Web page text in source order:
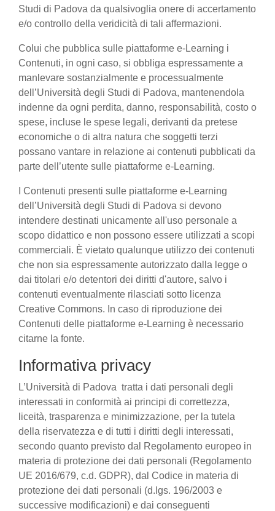
Studi di Padova da qualsivoglia onere di accertamento
e/o controllo della veridicità di tali affermazioni.
Colui che pubblica sulle piattaforme e-Learning i
Contenuti, in ogni caso, si obbliga espressamente a
manlevare sostanzialmente e processualmente
dell’Università degli Studi di Padova, mantenendola
indenne da ogni perdita, danno, responsabilità, costo o
spese, incluse le spese legali, derivanti da pretese
economiche o di altra natura che soggetti terzi
possano vantare in relazione ai contenuti pubblicati da
parte dell’utente sulle piattaforme e-Learning.
I Contenuti presenti sulle piattaforme e-Learning
dell’Università degli Studi di Padova si devono
intendere destinati unicamente all'uso personale a
scopo didattico e non possono essere utilizzati a scopi
commerciali. È vietato qualunque utilizzo dei contenuti
che non sia espressamente autorizzato dalla legge o
dai titolari e/o detentori dei diritti d'autore, salvo i
contenuti eventualmente rilasciati sotto licenza
Creative Commons. In caso di riproduzione dei
Contenuti delle piattaforme e-Learning è necessario
citarne la fonte.
Informativa privacy
L’Università di Padova tratta i dati personali degli
interessati in conformità ai principi di correttezza,
liceità, trasparenza e minimizzazione, per la tutela
della riservatezza e di tutti i diritti degli interessati,
secondo quanto previsto dal Regolamento europeo in
materia di protezione dei dati personali (Regolamento
UE 2016/679, c.d. GDPR), dal Codice in materia di
protezione dei dati personali (d.lgs. 196/2003 e
successive modificazioni) e dai conseguenti